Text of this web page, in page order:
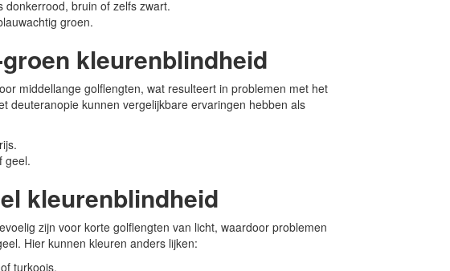
donkerrood, bruin of zelfs zwart.
groen.
kleurenblindheid
middellange golflengten, wat resulteert in problemen met het
deuteranopie kunnen vergelijkbare ervaringen hebben als
geel.
kleurenblindheid
zijn voor korte golflengten van licht, waardoor problemen
Hier kunnen kleuren anders lijken:
turkoois.